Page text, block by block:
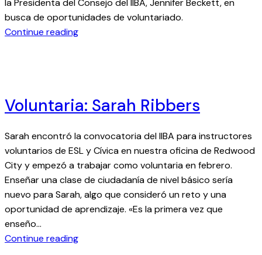
la Presidenta del Consejo del IIBA, Jennifer Beckett, en
busca de oportunidades de voluntariado.
Continue reading:
n
a
r
i
a
d
e
I
Voluntaria: Sarah Ribbers
Sarah encontró la convocatoria del IIBA para instructores
voluntarios de ESL y Cívica en nuestra oficina de Redwood
City y empezó a trabajar como voluntaria en febrero.
Enseñar una clase de ciudadanía de nivel básico sería
nuevo para Sarah, algo que consideró un reto y una
oportunidad de aprendizaje. «Es la primera vez que
enseño…
Continue reading: